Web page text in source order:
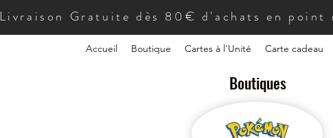
Livraison Gratuite dès 80€ d'achats en point
Accueil Boutique Cartes à l'Unité Carte cadeau
Boutiques